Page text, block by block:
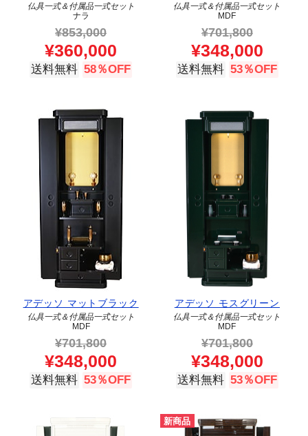
仏具一式＆付属品一式セット
ナラ
¥853,000
¥360,000
送料無料 58％OFF
仏具一式＆付属品一式セット
MDF
¥701,800
¥348,000
送料無料 53％OFF
アデッソ マットブラック
仏具一式＆付属品一式セット
MDF
¥701,800
¥348,000
送料無料 53％OFF
アデッソ モスグリーン
仏具一式＆付属品一式セット
MDF
¥701,800
¥348,000
送料無料 53％OFF
新商品